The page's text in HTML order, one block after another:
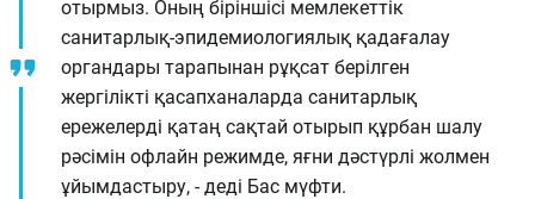
отырмыз. Оның біріншісі мемлекеттік
санитарлық-эпидемиологиялық қадағалау
органдары тарапынан рұқсат берілген
жергілікті қасапханаларда санитарлық
ережелерді қатаң сақтай отырып құрбан шалу
рәсімін офлайн режимде, яғни дәстүрлі жолмен
ұйымдастыру, - деді Бас мүфти.